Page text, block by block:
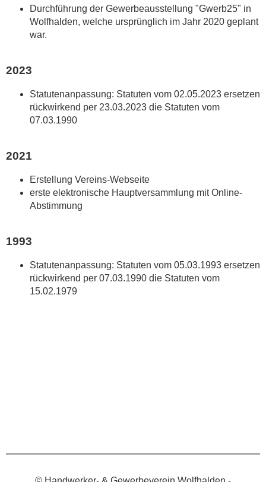
Durchführung der Gewerbeausstellung "Gwerb25" in
Wolfhalden, welche ursprünglich im Jahr 2020 geplant
war.
2023
Statutenanpassung: Statuten vom 02.05.2023 ersetzen
rückwirkend per 23.03.2023 die Statuten vom
07.03.1990
2021
Erstellung Vereins-Webseite
erste elektronische Hauptversammlung mit Online-
Abstimmung
1993
Statutenanpassung: Statuten vom 05.03.1993 ersetzen
rückwirkend per 07.03.1990 die Statuten vom
15.02.1979